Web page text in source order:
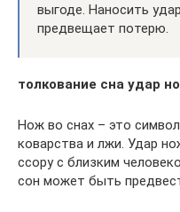
выгоде. Наносить
предвещает потерю.
толкование сна удар
Нож во снах – это
коварства и лжи. Удар
ссору с близким
сон может быть